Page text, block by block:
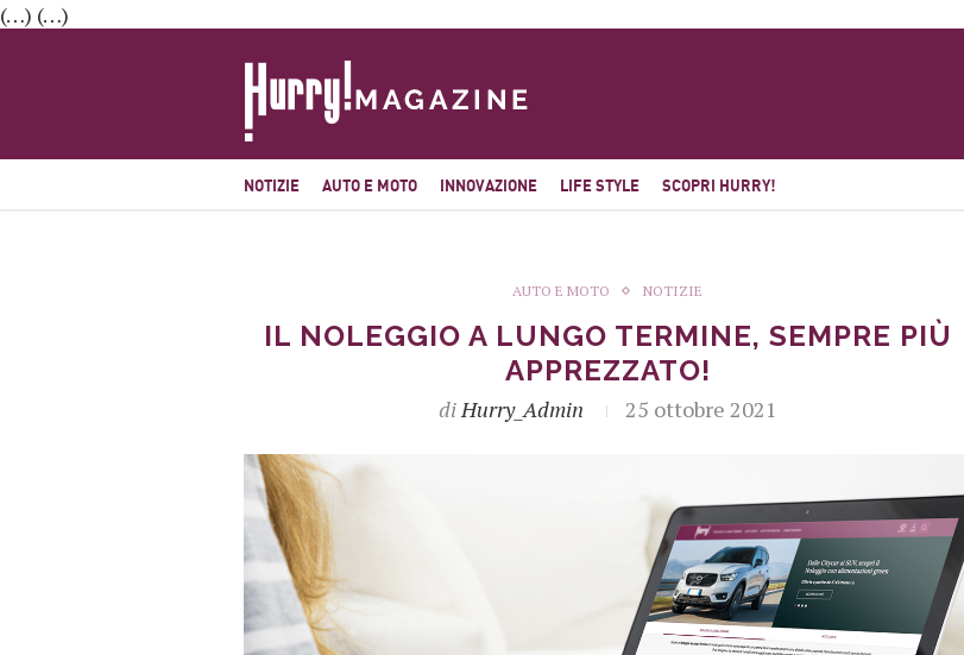
(…) (…)
NOTIZIE AUTO E MOTO INNOVAZIONE LIFE STYLE SCOPRI HURRY!
AUTO E MOTO NOTIZIE
IL NOLEGGIO A LUNGO TERMINE, SEMPRE PIÙ
APPREZZATO!
diHurry_Admin 25 ottobre 2021